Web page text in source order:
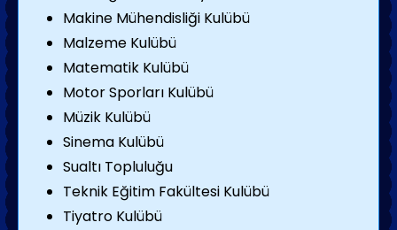
Makine Mühendisliği Kulübü
Malzeme Kulübü
Matematik Kulübü
Motor Sporları Kulübü
Müzik Kulübü
Sinema Kulübü
Sualtı Topluluğu
Teknik Eğitim Fakültesi Kulübü
Tiyatro Kulübü